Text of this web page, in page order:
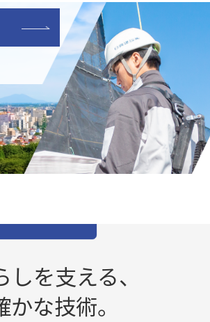
しを支える、
かな技術。